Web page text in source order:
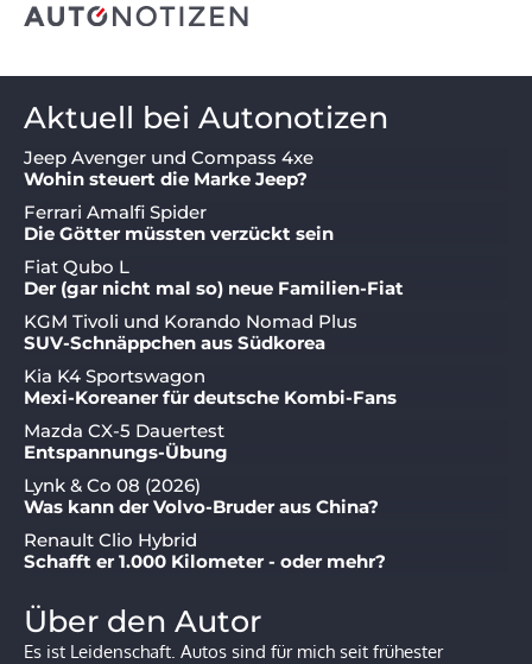
Aktuell bei Autonotizen
Jeep Avenger und Compass 4xe
Wohin steuert die Marke Jeep?
Ferrari Amalfi Spider
Die Götter müssten verzückt sein
Fiat Qubo L
Der (gar nicht mal so) neue Familien-Fiat
KGM Tivoli und Korando Nomad Plus
SUV-Schnäppchen aus Südkorea
Kia K4 Sportswagon
Mexi-Koreaner für deutsche Kombi-Fans
Mazda CX-5 Dauertest
Entspannungs-Übung
Lynk & Co 08 (2026)
Was kann der Volvo-Bruder aus China?
Renault Clio Hybrid
Schafft er 1.000 Kilometer - oder mehr?
Über den Autor
Es ist Leidenschaft. Autos sind für mich seit frühester